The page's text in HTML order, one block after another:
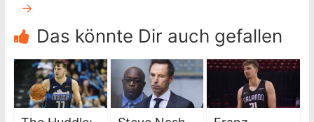
→
Das könnte Dir auch gefallen